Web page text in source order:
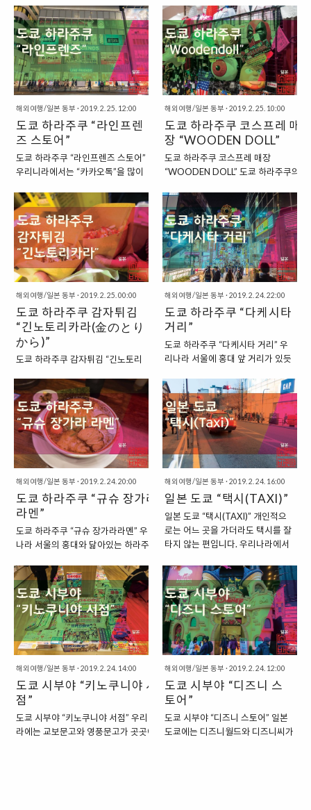
데, 11시 30분부터 영업을 시작하
는 곳인데, 그 이전부터 줄을 서 있
는 곳이었지요. “미슐랭 가이드 빕
구르망에 오른 식당” 저희가 이 곳
을 찾게 된 이유는 이 곳이 바로..
기의 서점을 여전히 많이 찾아볼 수 있
었습니다..
“LOVE”라는 조각상으로 해외를 방
문하면, 인증샷을 찍기에 좋은 조형
물이지요. 이러한 LOVE 조각상은
우리나라를 비롯해서, 도쿄, 홍콩,
필라델피아, 뉴욕 등의 도시에서 찾
을 수 있습니다. “도쿄 신주쿠의
LOVE 조각상” 이러한 LOVE 조각
상은 우리나라에서는 명동에서 찾
을 수 있는데요. 명동의 “대신파이
낸스 센터” 건물 앞에 설치되어 있
습니다. 일본 도쿄에서 이러한
LOVE 조형물을 찾을 수 있는데요.
신주쿠 역을 기준으로 서쪽에 자리
를 잡고 있답니다. “로버트 인디애
나가 기획한 LOVE 조각상” 이렇게
세계 곳곳에서 볼 수 있는 LOVE 조
각상은 미국인 예술가인 “로버트 인
디애나”가 기획한 작..
정거장에 있는 거리에 있습니다. 그
래서 두 곳을 걸어서 이동해도 15분
정도면 이동할 수 있지요. 이러한 도
쿄 시부야와 하라주쿠 사이에 있는
거리가 있습니다. 바로 “캣 스트리
트(CAT STREET)”이라고 불리는
곳이지요. “원래의 이름은 큐시부야
가와유호도로(旧渋谷川遊歩道路)
인 캣 스트리트” 현재 우리는 이 곳
을 캣 스트리트라고 칭하고 있지만,
이 곳의 원래 이름은 “큐시부야가와
유호도로(旧渋谷川遊歩道路)”라
고 합니다. 시부야와 하라주쿠 사이
를 흐르던 시부야 강을 아스팔트로
덮고 그 위를 산책로로 꾸며둔 거리
인데요. 이렇게 하천을 통째로 덮어
버린 것을 보면, 과거 우리의 청계천
이 떠오르기도 합니다...
해외여행/일본 동부 · 2019. 2. 25. 12:00
도쿄 하라주쿠 “라인프렌
즈 스토어”
도쿄 하라주쿠 “라인프렌즈 스토어”
우리니라에서는 “카카오톡”을 많이
많이 사용합니다. 그래서 “너의 이
름은”이라는 애니메이션에서도 두
주인공들이 “라인”을 사용하는 장면
이 등장하기도 했지요. 그래서 “라
인”을 얼핏 보면, 일본에서 만든 어
플이 아닌가 하는 생각이 들기도 하
지만, 실제로는 우리나라에서 만든
어플리케이션입니다. “네이버에서
탄생한 라인” 라인은 바로 우리가
흔히 알고 있는 네이버에서 만든 어
플리케이션인데요. 어플리케이션
큰 반응을 보이지 못했습니다. 카카
오톡이 이미 시장을 완전히 선점하
고 있었기 때문이지요. 그래서 라인
은 일본으로 건너가게 되는데, 여기
에서 큰 히트를 치게 되고, 전 세계
적으로는 카카오톡보다는 라인을
사용하..
해외여행/일본 동부 · 2019. 2. 25. 10:00
도쿄 하라주쿠 코스프레 매
장 “WOODEN DOLL”
도쿄 하라주쿠 코스프레 매장
“WOODEN DOLL” 도쿄 하라주쿠의
리에서는 다양한 매장들을 찾아볼 수 있
는데요. 우리나라의 홍대와 닮아있는 곳
인 만큼, 옷을 판매하는 가게들을 많이
찾아볼 수 있습니다. 일본 도쿄 하라주
쿠 다케시타 거리 :
https://theuranus.tistory.com/5816
“하라주쿠에 있는 다양한 옷가게” 하라
주쿠에서는 이렇게 다양하고 개성 넘치
는 옷가게들을 찾아볼 수 있는데요. 이
중에서 저희는 지나가다가 한 곳을 정해
서 안을 한 번 둘러보기도 했습니다. 그
렇게 들어가게 된 곳이 바로
“WOODEN DOLL”이라는 옷가게였지
요. “다양한 옷, 그리고 코스프레 용품을
판매하기도 하는 가게” 가게의 1층은
무난한 옷가게처럼 보였는데요. ..
해외여행/일본 동부 · 2019. 2. 25. 00:00
도쿄 하라주쿠 감자튀김
“긴노토리카라(金のとり
から)”
도쿄 하라주쿠 감자튀김 “긴노토리
주쿠는 우리나라 서울의 홍대입구
와 유사한 느낌이 드는 곳이라고 합
니다. 많은 개성 넘치는 젊은이들이
모이는 거리라고 할 수 있어서, 이렇
게 하라주쿠를 우리나라의 홍대에
비유하기도 하지요. “하라주쿠의 메
인 거리, 다케시타 거리” 이러한 하
라주쿠는 지명 이름이기 때문에, 상
당히 넓은 지역을 지칭하는데요. 일
반적으로 하라주쿠라고 하면, 이 곳
을 떠올리는 편입니다. 바로 다케시
타 거리라고 하는 JR 하라주쿠역 맞
키지요. “하라주쿠에서 유명한 거리
음식들...” 이렇게 사람들이 몰리는
곳이다 보니, 하라주쿠에서는 유명
한 거리 음식들이 있기도 합니다. 우
선 가장 유명한 것은 크레페인데, 이
번에도 크레페는 먹지 않았습니..
해외여행/일본 동부 · 2019. 2. 24. 22:00
도쿄 하라주쿠 “다케시타
거리”
도쿄 하라주쿠 “다케시타 거리” 우
리나라 서울에 홍대 앞 거리가 있듯
니다. 하라주쿠는 일본 도쿄의 패션
과 유행에 민감한 사람들에게 안성
맞춤인 장소로 소개되는 곳인데요.
그만큼 개성 넘치는 젊은이들이 많
이 방문하는 곳으로 유명한 곳입니
다. 간혹, 이 곳에서는 코스프레 복
장을 하고 방문하는 사람들이 있다
고도 하지요. “도쿄 하라주쿠의 메
인 거리, 다케시타 거리” 하라주쿠
는 넓은 지명 이름이기도 한데요. 일
반적으로 하라주쿠라고 하면, 이 곳
을 가리키는 편입니다. 바로 JR 하
는 거리인데, 이 거리를 주로 메인
거리라고 생각하게 되는 것이지요.
이 거리의 이름은 바로 “다케시타
거리”인데요. 거리가 그리 길지는
않지만, 깔끔하게 잘 유지가 되어
있..
해외여행/일본 동부 · 2019. 2. 24. 20:00
도쿄 하라주쿠 “규슈 장가라
라멘”
도쿄 하라주쿠 “규슈 장가라라멘” 우리
나라 서울의 홍대와 닮아있는 하라주쿠
곳은 바로 라멘집이었습니다. 시간이 곧
저녁시간이기도 했고, 어차피 무언가를
먹어야 할 시간이 되어서 사람들로 붐비
기 전에 미리 식사를 하러 간 것이었지
요. “하라주쿠에 있는 성시경 씨의 단골
라멘집” 저희가 방문한 곳은 예전에 배
틀트립에서 성시경 씨의 단골 라멘집으
로 소개된 곳이었습니다. 배틀트립 18
회에서 성시경 씨와 문천식 씨가 도쿄를
여행하는 장면이 소개되었는데요. 마리
오 카트를 타고나서, 식사를 하러 온 곳
이 바로 하라주쿠에 있는 이 곳이었다고
하지요. 도쿄 성시경 단골 라멘집 :
해외여행/일본 동부 · 2019. 2. 24. 16:00
일본 도쿄 “택시(TAXI)”
일본 도쿄 “택시(TAXI)” 개인적으
로는 어느 곳을 가더라도 택시를 잘
타지 않는 편입니다. 우리나라에서
어서 그런 것인지 해외에 나가서는
아주 특별한 경우를 제외하고는 가
급적 택시를 잘 떠올리지 못하는 편
이기도 하지요. 특히, 일본에서는 택
시를 탈 생각을 더욱더 하지 않았던
것 같습니다. 아무래도 일본은 택시
요금이 상당히 비싼 것으로 잘 알려
져 있는 곳인지라, 아직은 신체 건강
할 때인지라, 가급적이면 도보와 대
중교통을 이용해서 여행을 하는 계
쿄에서 택시 타기” 하지만, 이번에
도쿄 여행을 하면서 일본에서 처음
해외여행/일본 동부 · 2019. 2. 24. 14:00
도쿄 시부야 “키노쿠니야 서
점”
도쿄 시부야 “키노쿠니야 서점” 우리나
라에는 교보문고와 영풍문고가 곳곳에
해외여행/일본 동부 · 2019. 2. 24. 12:00
도쿄 시부야 “디즈니 스
토어”
도쿄 시부야 “디즈니 스토어” 일본
도쿄에는 디즈니월드와 디즈니씨가